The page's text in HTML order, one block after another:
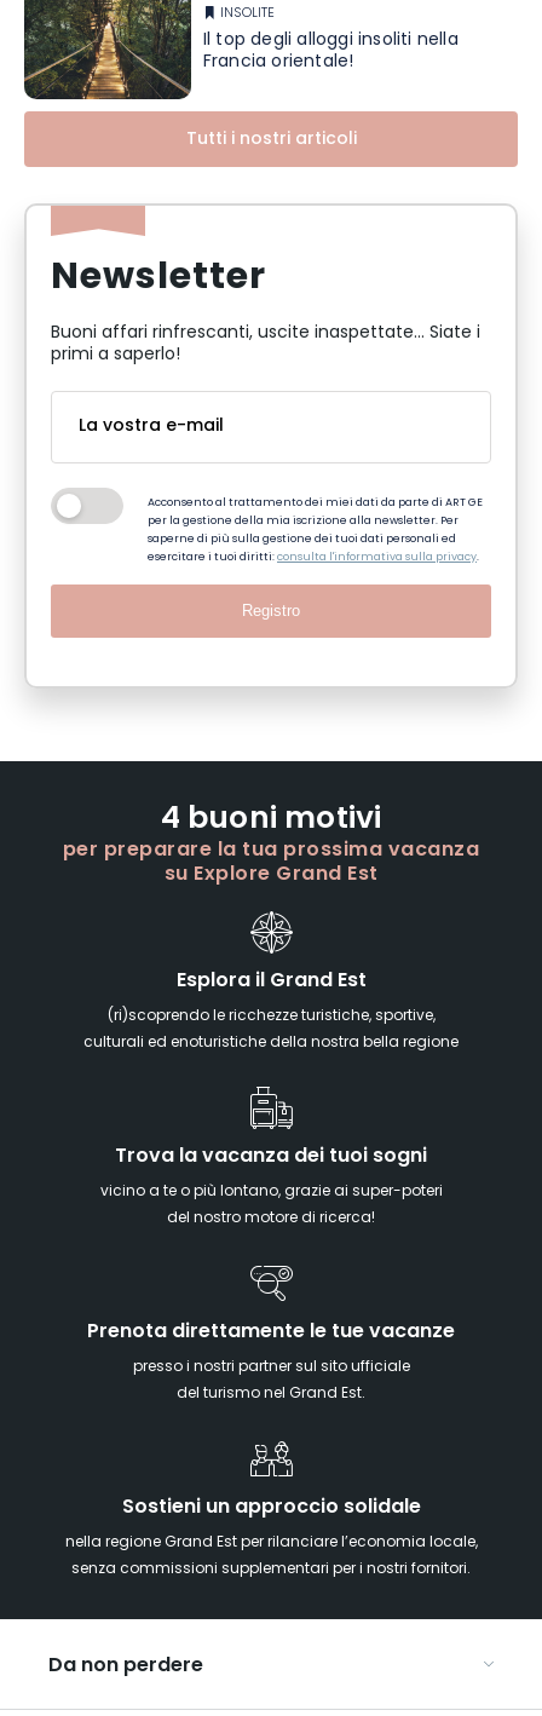
INSOLITE
Il top degli alloggi insoliti nella
Francia orientale!
Tutti i nostri articoli
Newsletter
Buoni affari rinfrescanti, uscite inaspettate... Siate i
primi a saperlo!
Acconsento al trattamento dei miei dati da parte di ART GE
per la gestione della mia iscrizione alla newsletter. Per
saperne di più sulla gestione dei tuoi dati personali ed
esercitare i tuoi diritti:consulta l'informativa sulla privacy.
Registro
4 buoni motivi
per preparare la tua prossima vacanza
su Explore Grand Est
Esplora il Grand Est
(ri)scoprendo le ricchezze turistiche, sportive,
culturali ed enoturistiche della nostra bella regione
Trova la vacanza dei tuoi sogni
vicino a te o più lontano, grazie ai super-poteri
del nostro motore di ricerca!
Prenota direttamente le tue vacanze
presso i nostri partner sul sito ufficiale
del turismo nel Grand Est.
Sostieni un approccio solidale
nella regione Grand Est per rilanciare l’economia locale,
senza commissioni supplementari per i nostri fornitori.
Da non perdere